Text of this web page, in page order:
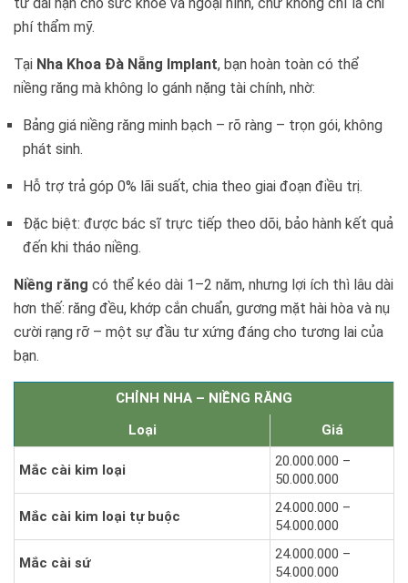
phí thẩm mỹ.
Tại Nha Khoa Đà Nẵng Implant, bạn hoàn toàn có thể
niềng răng mà không lo gánh nặng tài chính, nhờ:
Bảng giá niềng răng minh bạch – rõ ràng – trọn gói, không
phát sinh.
Hỗ trợ trả góp 0% lãi suất, chia theo giai đoạn điều trị.
Đặc biệt: được bác sĩ trực tiếp theo dõi, bảo hành kết quả
đến khi tháo niềng.
Niềng răng có thể kéo dài 1–2 năm, nhưng lợi ích thì lâu dài
hơn thế: răng đều, khớp cắn chuẩn, gương mặt hài hòa và nụ
cười rạng rỡ – một sự đầu tư xứng đáng cho tương lai của
bạn.
CHỈNH NHA – NIỀNG RĂNG
Loại
Giá
Mắc cài kim loại
20.000.000 –
50.000.000
Mắc cài kim loại tự buộc
24.000.000 –
54.000.000
Mắc cài sứ
24.000.000 –
54.000.000